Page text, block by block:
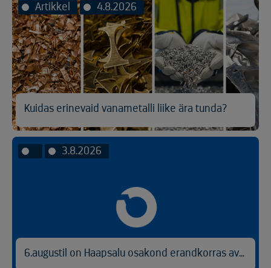
Artikkel 4.8.2026
Kuidas erinevaid vanametalli liike ära tunda?
3.8.2026